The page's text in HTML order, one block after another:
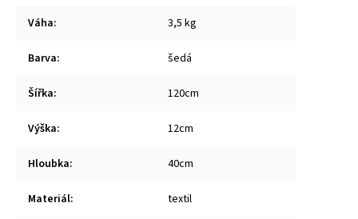
Váha: 3,5 kg
Barva: šedá
Šířka: 120cm
Výška: 12cm
Hloubka: 40cm
Materiál: textil